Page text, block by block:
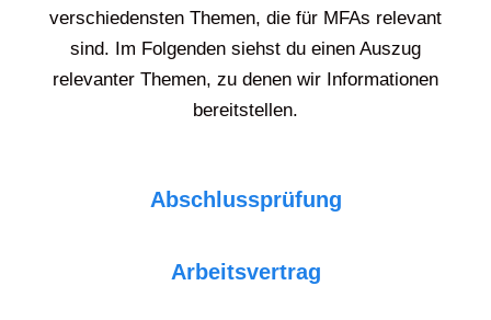
verschiedensten Themen, die für MFAs relevant
sind. Im Folgenden siehst du einen Auszug
relevanter Themen, zu denen wir Informationen
bereitstellen.
Abschlussprüfung
Arbeitsvertrag